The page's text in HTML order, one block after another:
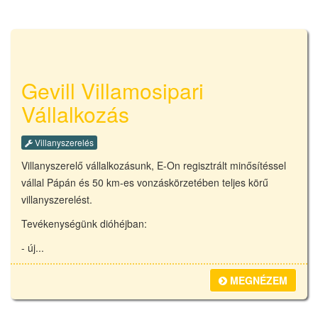
Gevill Villamosipari
Vállalkozás
Villanyszerelés
Villanyszerelő vállalkozásunk, E-On regisztrált minősítéssel
vállal Pápán és 50 km-es vonzáskörzetében teljes körű
villanyszerelést.
Tevékenységünk dióhéjban:
- új...
MEGNÉZEM